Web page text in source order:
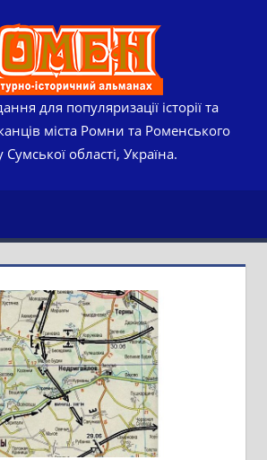
для популяризації історії та
міста Ромни та Роменського
області, Україна.